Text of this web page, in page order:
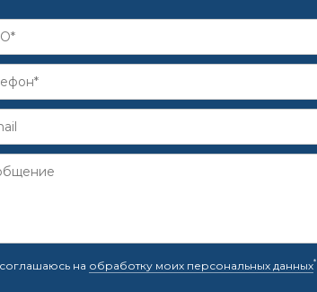
на обработку моих персональных данных*